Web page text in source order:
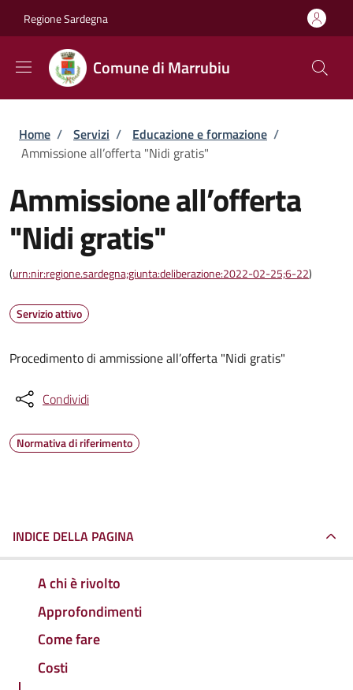
Regione Sardegna
Comune di Marrubiu
Briciole di pane
Home / Servizi / Educazione e formazione /
Ammissione all’offerta "Nidi gratis"
Ammissione all’offerta
"Nidi gratis"
(urn:nir:regione.sardegna;giunta:deliberazione:2022-02-25;6-22)
Servizio attivo
Procedimento di ammissione all’offerta "Nidi gratis"
Condividi
Normativa di riferimento
INDICE DELLA PAGINA
A chi è rivolto
Approfondimenti
Come fare
Costi